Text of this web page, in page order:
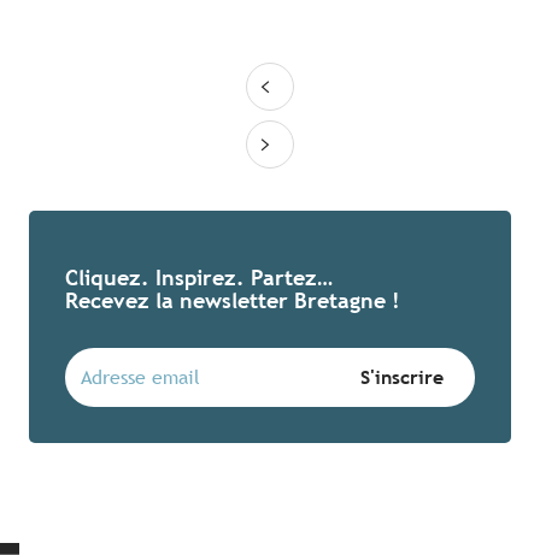
Cliquez. Inspirez. Partez…
Recevez la newsletter Bretagne !